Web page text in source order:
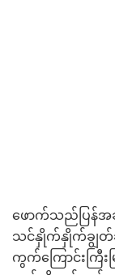
ဖောက်သည်ပြန်
သင်နှိုက်နှိုက်ချွတ်ခ
ကွက်ကြောင်းကြီ